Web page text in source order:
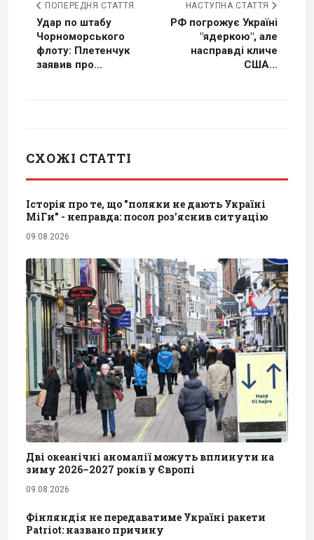
ПОПЕРЕДНЯ СТАТТЯ
Удар по штабу
Чорноморського
флоту: Плетенчук
заявив про...
НАСТУПНА СТАТТЯ
РФ погрожує Україні
"ядеркою", але
насправді кличе
США...
СХОЖІ СТАТТІ
Історія про те, що "поляки не дають Україні
МіГи" - неправда: посол роз’яснив ситуацію
09.08.2026
Дві океанічні аномалії можуть вплинути на
зиму 2026–2027 років у Європі
09.08.2026
Фінляндія не передаватиме Україні ракети
Patriot: названо причину